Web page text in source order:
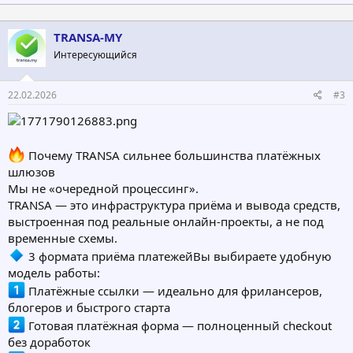
TRANSA-MY
Интересующийся
22.02.2026 #3
Почему TRANSA сильнее большинства платёжных
шлюзов
Мы не «очередной процессинг».
TRANSA — это инфраструктура приёма и вывода средств,
выстроенная под реальные онлайн-проекты, а не под
временные схемы.
3 формата приёма платежейВы выбираете удобную
модель работы:
Платёжные ссылки — идеально для фрилансеров,
блогеров и быстрого старта
Готовая платёжная форма — полноценный checkout
без доработок